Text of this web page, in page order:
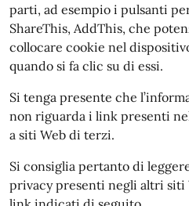
parti, ad esempio i pulsanti
ShareThis, AddThis, che
collocare cookie nel
quando si fa clic su di essi.
Si tenga presente che
non riguarda i link presenti
a siti Web di terzi.
Si consiglia pertanto di
privacy presenti negli altri siti